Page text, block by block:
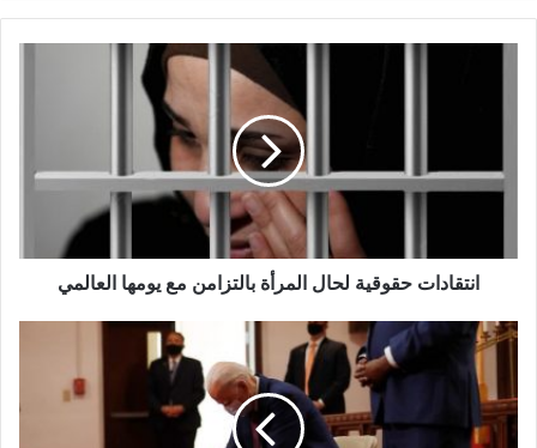
انتقادات حقوقية لحال المرأة بالتزامن مع يومها العالمي